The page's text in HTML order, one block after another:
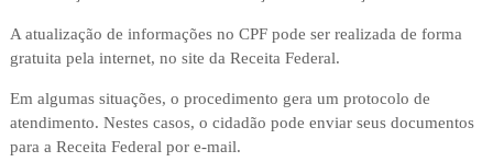
A atualização de informações no CPF pode ser realizada de forma
gratuita pela internet, no site da Receita Federal.
Em algumas situações, o procedimento gera um protocolo de
atendimento. Nestes casos, o cidadão pode enviar seus documentos
para a Receita Federal por e-mail.